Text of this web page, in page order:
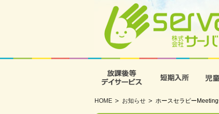
HOME お知らせ ホースセラピー